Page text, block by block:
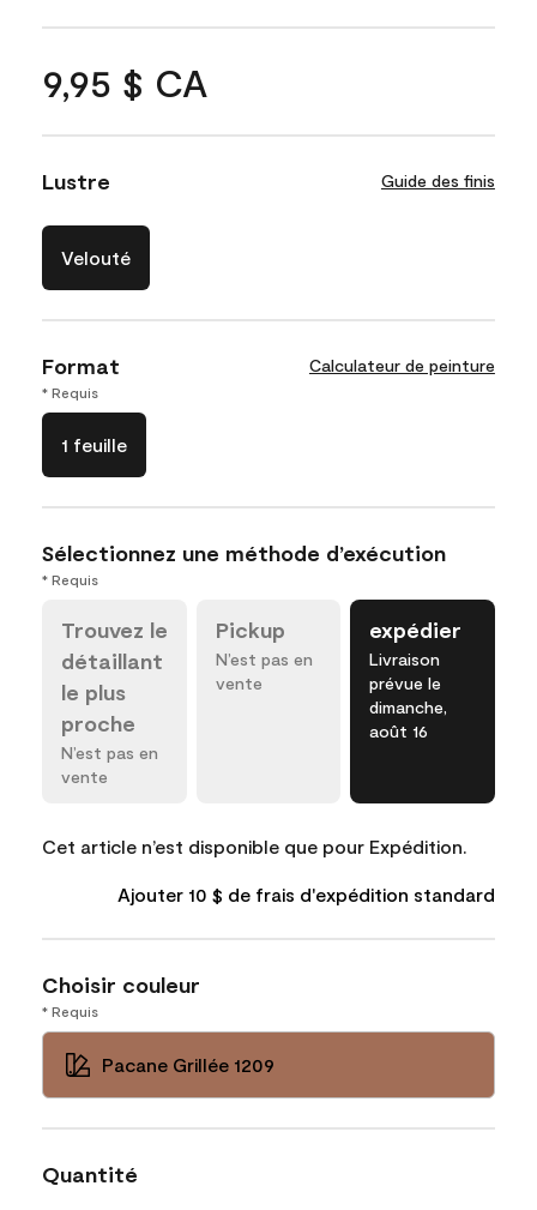
9,95 $ CA
Lustre Guide des finis
Velouté
Format Calculateur de peinture
* Requis
1 feuille
Sélectionnez une méthode d’exécution
* Requis
Trouvez le
détaillant
le plus
proche
N’est pas en
vente
Pickup
N’est pas en
vente
expédier
Livraison
prévue le
dimanche,
août 16
Cet article n’est disponible que pour Expédition.
Ajouter 10 $ de frais d'expédition standard
Choisir couleur
* Requis
Pacane Grillée 1209
Quantité